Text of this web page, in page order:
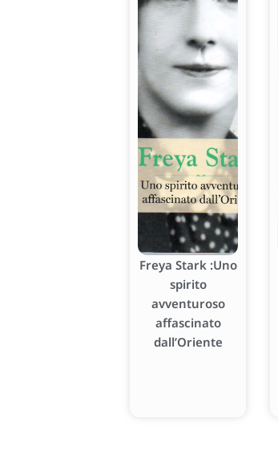
Freya Stark :Uno
spirito
avventuroso
affascinato
dall’Oriente